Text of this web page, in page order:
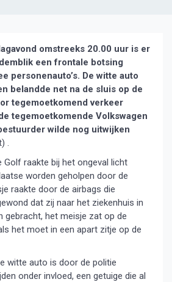
omstreeks 20.00 uur is er
een frontale botsing
personenauto’s. De witte auto
belandde net na de sluis op de
tegemoetkomend verkeer
tegemoetkomende Volkswagen
wilde nog uitwijken
.
Golf raakte bij het ongeval licht
worden geholpen door de
raakte door de airbags die
dat zij naar het ziekenhuis in
gebracht, het meisje zat op de
het moet in een apart zitje op de
witte auto is door de politie
onder invloed, een getuige die al